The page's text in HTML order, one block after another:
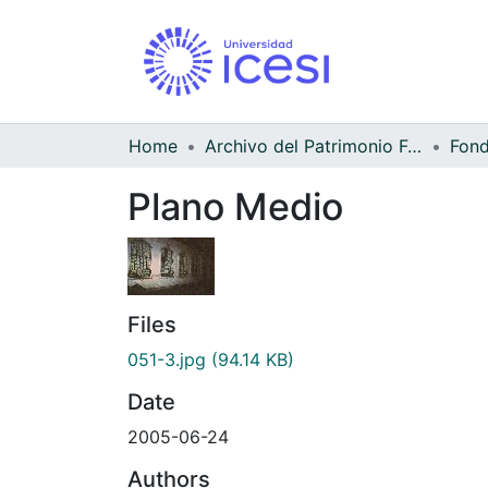
Home Archivo del Patrimonio Fotográfico y Fílmico del Valle del Cauca
Plano Medio
Files
051-3.jpg (94.14 KB)
Date
2005-06-24
Authors